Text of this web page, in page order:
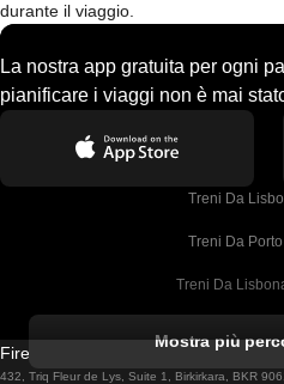
durante il viaggio.
La nostra app gratuita per ogni
pianificare i viaggi non è mai
Treni Da
Treni Da
Treni Da
Treni Da
Mostra più
Firebird GT Limited (OC 1451)
432, Triq Fleur de Lys, Suite 1, Birkirkara, BKR